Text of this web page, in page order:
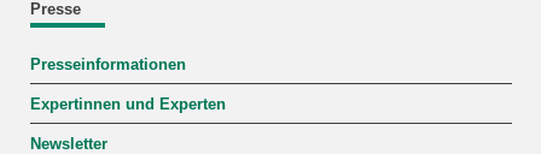
Presse
Presseinformationen
Expertinnen und Experten
Newsletter